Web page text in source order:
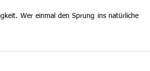
Wer einmal den Sprung ins natürliche